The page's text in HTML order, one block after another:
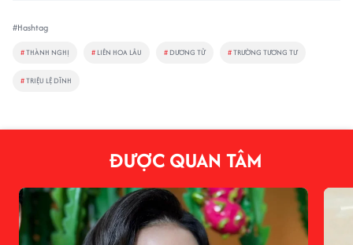
#Hashtag
#THÀNH NGHỊ # LIÊN HOA LÂU # DƯƠNG TỬ #TRƯỜNG TƯƠNG TƯ
#TRIỆU LỆ DĨNH
ĐƯỢC QUAN TÂM